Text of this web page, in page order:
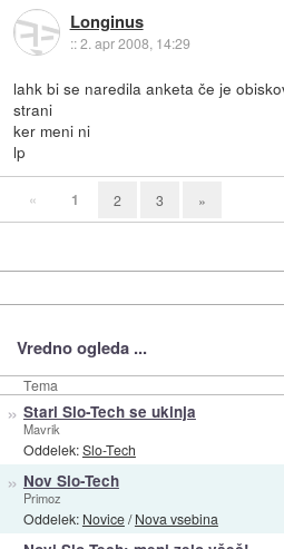
Longinus
::2. apr 2008, 14:29
lahk bi se naredila anketa če je
strani
ker meni ni
lp
« 1 2 3 »
Vredno ogleda ...
Tema
» Stari Slo-Tech se ukinja
Mavrik
Oddelek:Slo-Tech
» Nov Slo-Tech
Primoz
Oddelek: Novice/Nova vsebina